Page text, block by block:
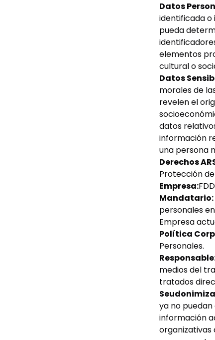
Datos
identificada o
pueda
elementos
cultural o
Datos
morales de
revelen el
datos
información
una persona
Derechos
Protección
Empresa:
Mandatario:
personales
Empresa
Política
Personales.
medios del
tratados
ya no
información
organizativas